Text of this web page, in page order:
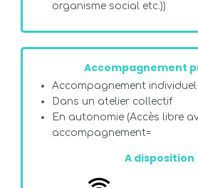
organisme social etc.))
Accompagnement
Accompagnement individuel
Dans un atelier collectif
En autonomie (Accès libre
accompagnement=
A disposition